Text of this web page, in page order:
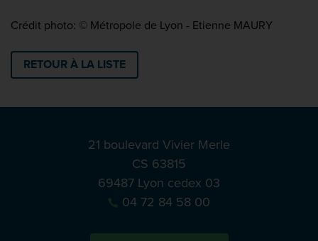
Crédit photo: © Métropole de Lyon - Etienne MAURY
RETOUR À LA LISTE
21 boulevard Vivier Merle
CS 63815
69487 Lyon cedex 03
04 72 84 58 00